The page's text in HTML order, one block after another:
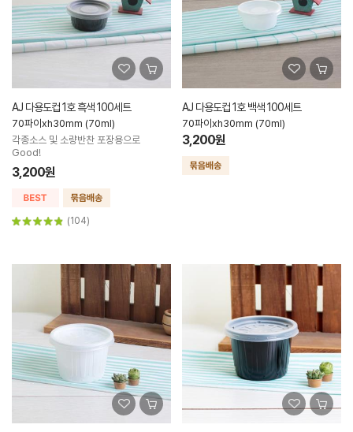
AJ 다용도컵 1호 흑색 100세트
70파이xh30mm (70ml)
각종소스 및 소량반찬 포장용으로
Good!
3,200원
(104)
AJ 다용도컵 1호 백색 100세트
70파이xh30mm (70ml)
3,200원